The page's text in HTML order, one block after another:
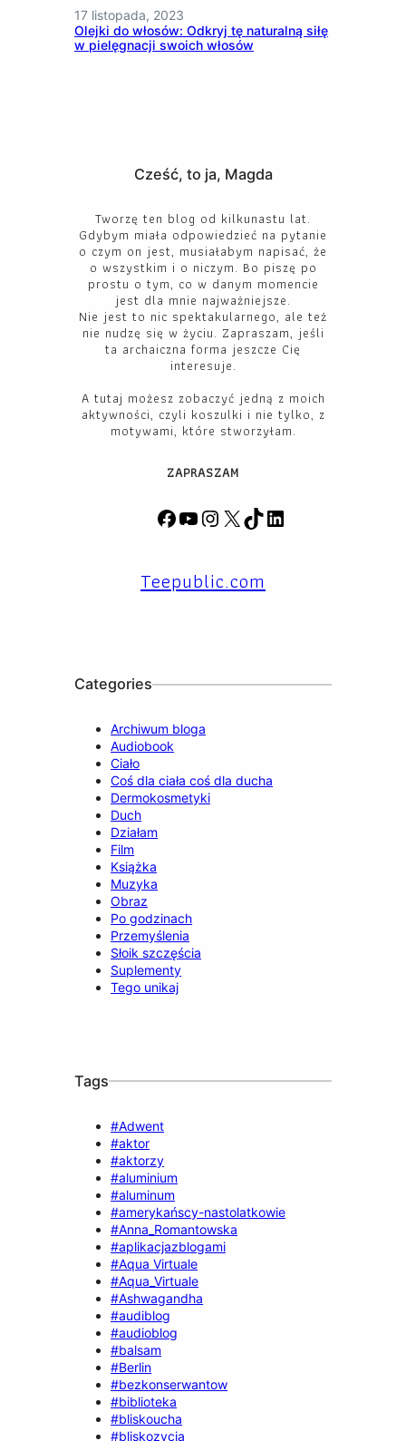
17 listopada, 2023
Olejki do włosów: Odkryj tę naturalną siłę
w pielęgnacji swoich włosów
Cześć, to ja, Magda
Tworzę ten blog od kilkunastu lat.
Gdybym miała odpowiedzieć na pytanie
o czym on jest, musiałabym napisać, że
o wszystkim i o niczym. Bo piszę po
prostu o tym, co w danym momencie
jest dla mnie najważniejsze.
Nie jest to nic spektakularnego, ale też
nie nudzę się w życiu. Zapraszam, jeśli
ta archaiczna forma jeszcze Cię
interesuje.
A tutaj możesz zobaczyć jedną z moich
aktywności, czyli koszulki i nie tylko, z
motywami, które stworzyłam.
ZAPRASZAM
F
e
b
Y
T
u
t
a
X
T
o
Teepublic.com
Categories
Archiwum bloga
Audiobook
Ciało
Coś dla ciała coś dla ducha
Dermokosmetyki
Duch
Działam
Film
Książka
Muzyka
Obraz
Po godzinach
Przemyślenia
Słoik szczęścia
Suplementy
Tego unikaj
Tags
#Adwent
#aktor
#aktorzy
#aluminium
#aluminum
#amerykańscy-nastolatkowie
#Anna_Romantowska
#aplikacjazblogami
#Aqua Virtuale
#Aqua_Virtuale
#Ashwagandha
#audiblog
#audioblog
#balsam
#Berlin
#bezkonserwantow
#biblioteka
#bliskoucha
#bliskozycia